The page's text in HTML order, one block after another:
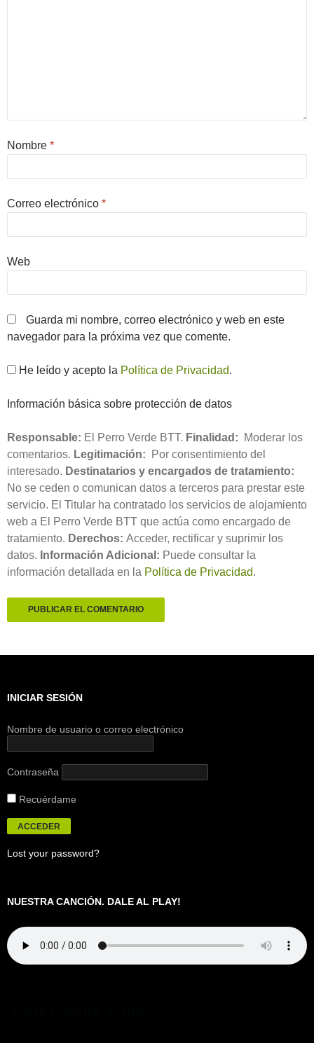
Nombre *
Correo electrónico *
Web
Guarda mi nombre, correo electrónico y web en este
navegador para la próxima vez que comente.
He leído y acepto la Política de Privacidad.
Información básica sobre protección de datos
Responsable: El Perro Verde BTT. Finalidad: Moderar los
comentarios. Legitimación: Por consentimiento del
interesado. Destinatarios y encargados de tratamiento:
No se ceden o comunican datos a terceros para prestar este
servicio. El Titular ha contratado los servicios de alojamiento
web a El Perro Verde BTT que actúa como encargado de
tratamiento. Derechos: Acceder, rectificar y suprimir los
datos. Información Adicional: Puede consultar la
información detallada en la Política de Privacidad.
INICIAR SESIÓN
Nombre de usuario o correo electrónico
Contraseña
Recuérdame
Lost your password?
NUESTRA CANCIÓN. DALE AL PLAY!